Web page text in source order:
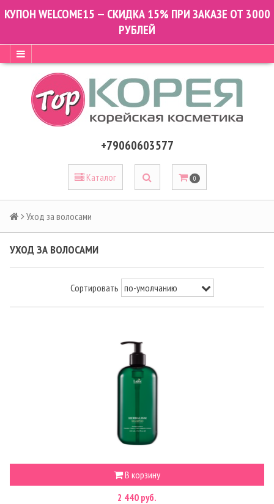
КУПОН WELCOME15 — СКИДКА 15% ПРИ ЗАКАЗЕ ОТ 3000
РУБЛЕЙ
+79060603577
Каталог 0
Уход за волосами
УХОД ЗА ВОЛОСАМИ
Сортировать
В корзину
2 440 руб.